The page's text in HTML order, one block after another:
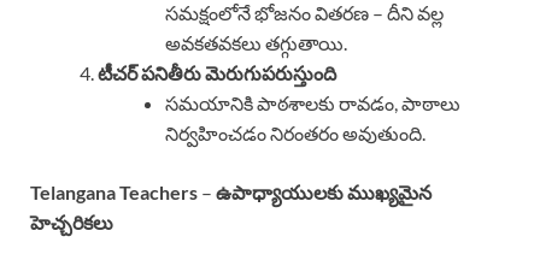
సమక్షంలోనే భోజనం వితరణ – దీని వల్ల
అవకతవకలు తగ్గుతాయి.
టీచర్ పనితీరు మెరుగుపరుస్తుంది
సమయానికి పాఠశాలకు రావడం, పాఠాలు
నిర్వహించడం నిరంతరం అవుతుంది.
Telangana Teachers – ఉపాధ్యాయులకు ముఖ్యమైన
హెచ్చరికలు